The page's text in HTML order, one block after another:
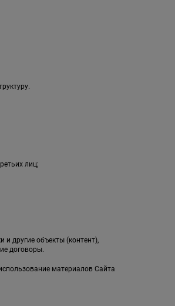
лиц;
другие объекты (контент),
договоры.
материалов Сайта